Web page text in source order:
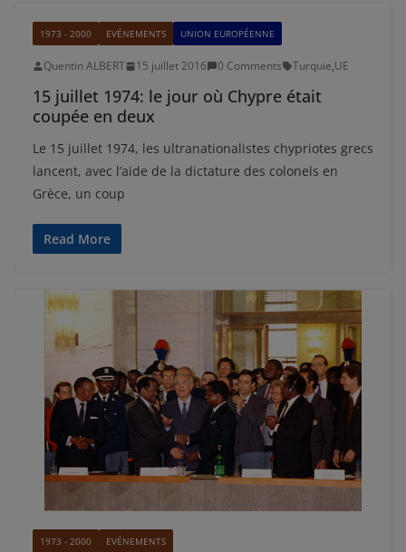
1973 - 2000 EVÉNEMENTS UNION EUROPÉENNE
Quentin ALBERT 15 juillet 2016 0 Comments Turquie,UE
15 juillet 1974: le jour où Chypre était
coupée en deux
Le 15 juillet 1974, les ultranationalistes chypriotes grecs
lancent, avec l’aide de la dictature des colonels en
Grèce, un coup
Read More
1973 - 2000 EVÉNEMENTS